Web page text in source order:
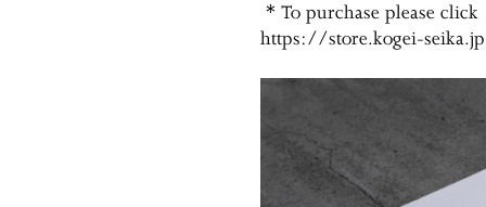
＊To purchase please click
https://store.kogei-